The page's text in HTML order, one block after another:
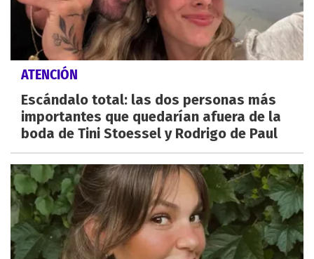
ATENCIÓN
Escándalo total: las dos personas más
importantes que quedarían afuera de la
boda de Tini Stoessel y Rodrigo de Paul